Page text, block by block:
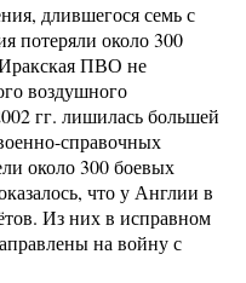
длившегося семь с
потеряли около 300
ПВО не
воздушного
гг. лишилась большей
справочных
около 300 боевых
что у Англии в
Из них в исправном
на войну с